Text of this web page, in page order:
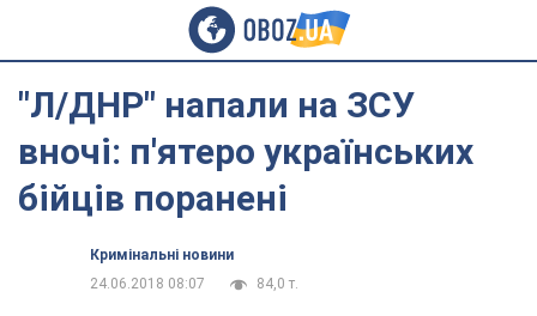
"Л/ДНР" напали на ЗСУ
вночі: п'ятеро українських
бійців поранені
Кримінальні новини
24.06.2018 08:07
84,0 т.